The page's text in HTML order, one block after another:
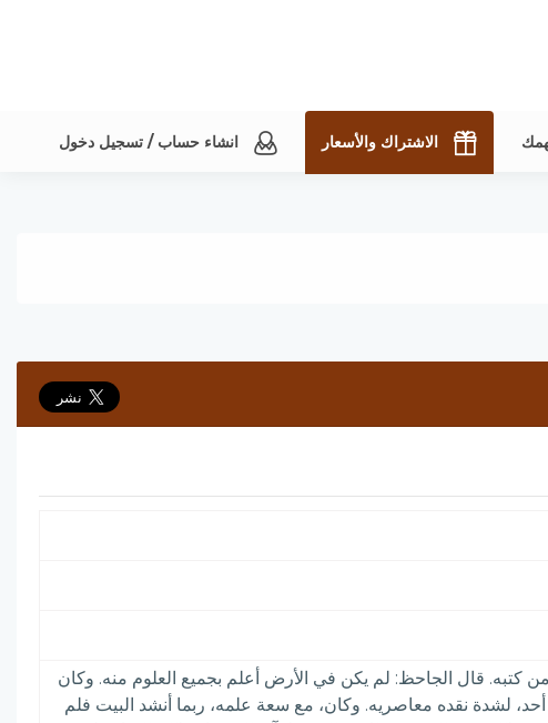
الاشتراك والأسعار انشاء حساب / تسجيل دخول
في البصرة. استقدمه هارون الرشيد إلى بغداد سنة 188 هـ وقرأ عليه أشياء من كتبه. قال الجاحظ: لم يكن في الأرض أعلم بجميع العلوم منه. وكان
لشدة نقده معاصريه. وكان، مع سعة علمه، ربما أنشد البيت فلم